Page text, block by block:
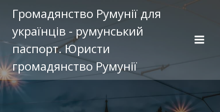
к
содержимому
Громадянство Румунії для
українців - румунський
паспорт. Юристи
громадянство Румунії